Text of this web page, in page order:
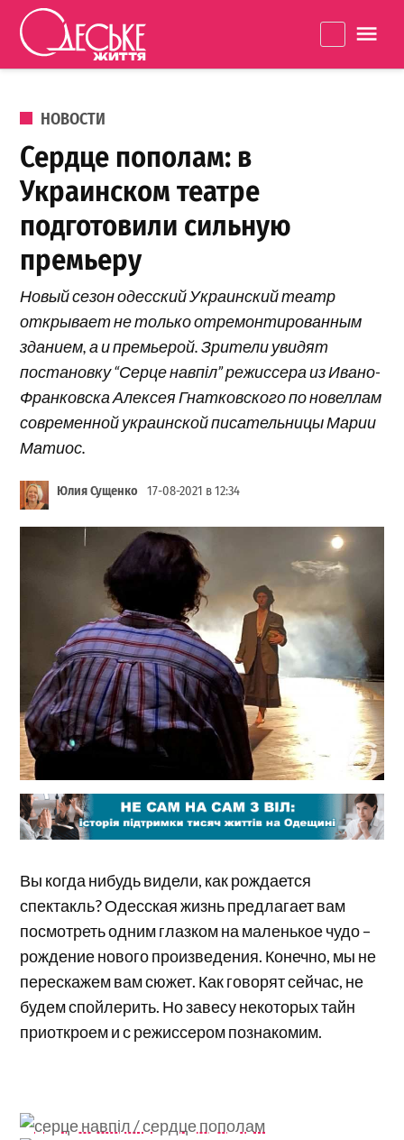
Перейти к содержанию
життя
ОПУБЛИКОВАНО В
НОВОСТИ
Сердце пополам: в
Украинском театре
подготовили сильную
премьеру
Новый сезон одесский Украинский театр
открывает не только отремонтированным
зданием, а и премьерой. Зрители увидят
постановку “Серце навпіл” режиссера из Ивано-
Франковска Алексея Гнатковского по новеллам
современной украинской писательницы Марии
Матиос.
Юлия Сущенко 17-08-2021 в 12:34
Вы когда нибудь видели, как рождается
спектакль? Одесская жизнь предлагает вам
посмотреть одним глазком на маленькое чудо –
рождение нового произведения. Конечно, мы не
перескажем вам сюжет. Как говорят сейчас, не
будем спойлерить. Но завесу некоторых тайн
приоткроем и с режиссером познакомим.